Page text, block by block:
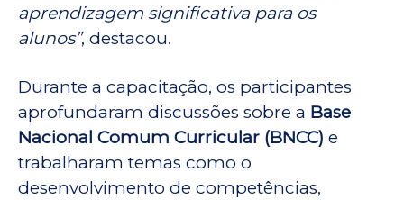
aprendizagem significativa para os
alunos”, destacou.
Durante a capacitação, os participantes
aprofundaram discussões sobre a Base
Nacional Comum Curricular (BNCC) e
trabalharam temas como o
desenvolvimento de competências,